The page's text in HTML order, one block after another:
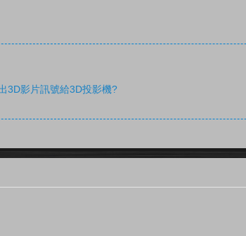
3D影片訊號給3D投影機?